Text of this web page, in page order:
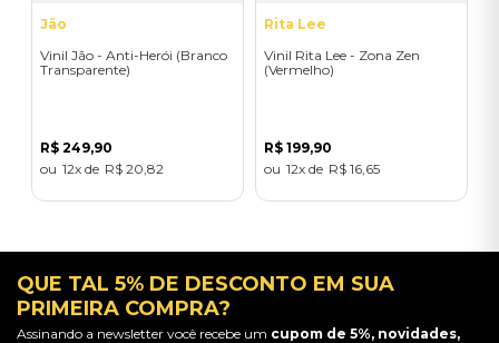
Jão
Vinil Jão - Anti-Herói (Branco
Transparente)
R$ 249,90
12
R$ 20 82
Rita Lee
Vinil Rita Lee - Zona Zen
(Vermelho)
R$ 199,90
12
R$ 16 65
QUE TAL 5% DE DESCONTO EM SUA
PRIMEIRA COMPRA?
Assinando a newsletter você recebe um cupom de 5%, novidades,